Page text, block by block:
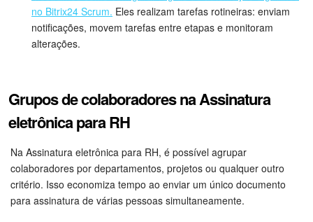
E-mail
Tarefas e Projetos
CRM
Agendamento on-line
CoPilot - IA no Bitrix24
no Bitrix24 Scrum. Eles realizam tarefas rotineiras: enviam
notificações, movem tarefas entre etapas e monitoram
alterações.
Grupos de colaboradores na Assinatura
eletrônica para RH
Na Assinatura eletrônica para RH, é possível agrupar
colaboradores por departamentos, projetos ou qualquer outro
critério. Isso economiza tempo ao enviar um único documento
para assinatura de várias pessoas simultaneamente.